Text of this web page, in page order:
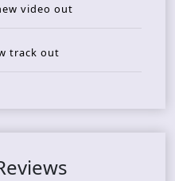
video out
track out